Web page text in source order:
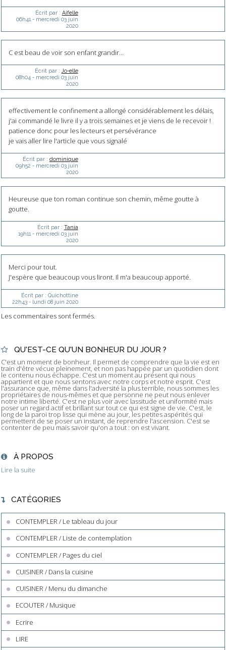
Écrit par : Aifelle
06h41 - mercredi 03 juin
2020
C est beau de voir son enfant grandir...
Écrit par : Jo-elle
08h04 - mercredi 03 juin
2020
effectivement le confinement a allongé considérablement les délais,
j'ai commandé le livre il y a trois semaines et je viens de le recevoir !
patience donc pour les lecteurs et persévérance
je vais aller lire l'article que vous signalé
Écrit par : dominique
09h52 - mercredi 03 juin
2020
Heureuse que ton roman continue son chemin, même goutte à
goutte.
Écrit par : Tania
19h11 - mercredi 03 juin
2020
Merci pour tout.
J'espère que beaucoup vous liront. Il m'a beaucoup apporté.
Écrit par : Quichottine
22h43- lundi 08 juin 2020
Les commentaires sont fermés.
QU'EST-CE QU'UN BONHEUR DU JOUR ?
C'est un moment de bonheur. Il permet de comprendre que la vie est en
train d'être vécue pleinement, et non pas happée par un quotidien dont
le contenu nous échappe. C'est un moment au présent qui nous
appartient et que nous sentons avec notre corps et notre esprit. C'est
l'assurance que, même dans l'adversité la plus terrible, nous sommes les
propriétaires de nous-mêmes et que personne ne peut nous enlever
notre intime liberté. C'est ne plus voir avec lassitude et uniformité mais
poser un regard actif et brillant sur tout ce qui est signe de vie. C'est, le
long de la paroi trop lisse qui mène au jour, les petites aspérités qui
permettent de se poser un instant, de reprendre l'ascension. C'est se
contenter de peu mais savoir qu'on a tout : on est vivant.
À PROPOS
Lire la suite
CATÉGORIES
CONTEMPLER / Le tableau du jour
CONTEMPLER / Liste de contemplation
CONTEMPLER / Pages du ciel
CUISINER / Dans la cuisine
CUISINER / Menu du dimanche
ECOUTER / Musique
Ecrire
LIRE